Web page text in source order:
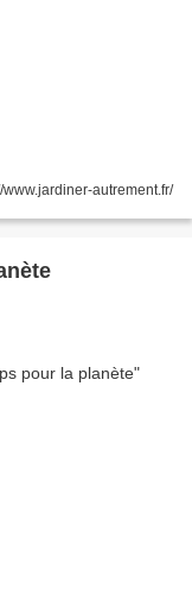
autrement.fr/